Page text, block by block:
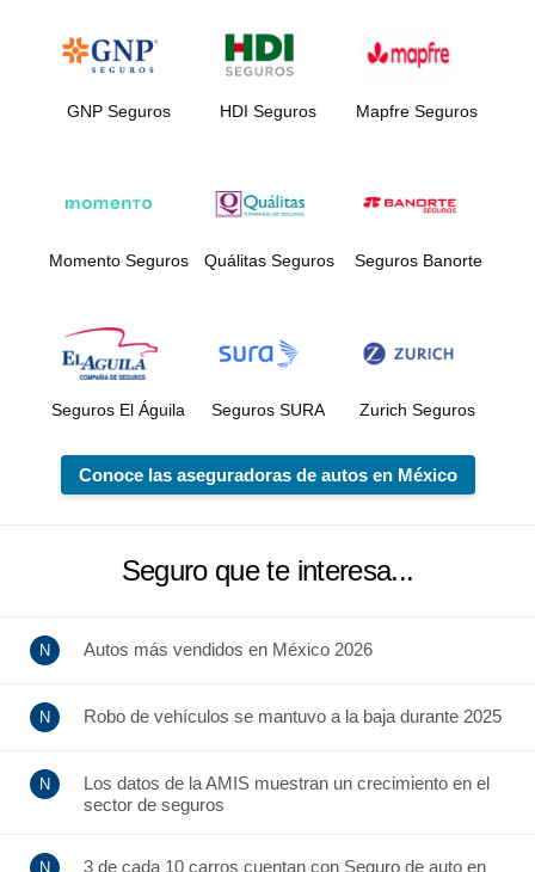
GNP Seguros HDI Seguros Mapfre Seguros
Momento Seguros Quálitas Seguros Seguros Banorte
Seguros El Águila Seguros SURA Zurich Seguros
Conoce las aseguradoras de autos en México
Seguro que te interesa...
Autos más vendidos en México 2026
Robo de vehículos se mantuvo a la baja durante 2025
Los datos de la AMIS muestran un crecimiento en el
sector de seguros
3 de cada 10 carros cuentan con Seguro de auto en